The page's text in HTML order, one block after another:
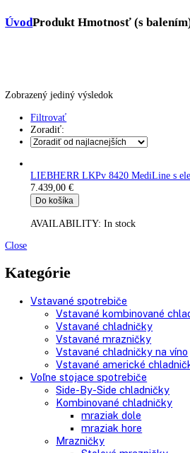
Truhlicové -45 °C
Kavovary pakove
Uncategorized
Úvod
Zobrazený jediný výsledok
Filtrovať
Zoradiť:
LIEBHERR LKPv 8420
7.439,00€
Do košíka
AVAILABILITY:In stock
Kategórie